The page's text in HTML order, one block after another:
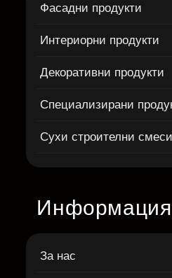
Фасадни продукти
Интериорни продукти
Декоративни продукти
Специализирани
Сухи строителни смеси
Информация
За нас